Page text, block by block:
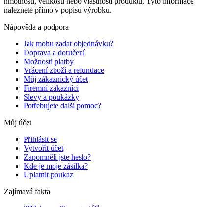
naleznete přímo v popisu výrobku.
Nápověda a podpora
Jak mohu zadat objednávku?
Doprava a doručení
Možnosti platby
Vrácení zboží a refundace
Můj zákaznický účet
Firemní zákazníci
Slevy a poukázky
Potřebujete další pomoc?
Můj účet
Přihlásit se
Vytvořit účet
Zapomněli jste heslo?
Kde je moje zásilka?
Uplatnit poukaz
Zajímavá fakta